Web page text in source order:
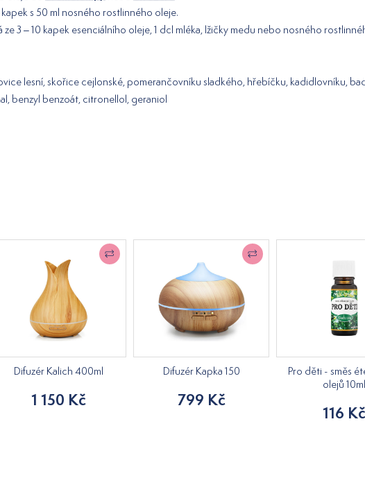
s 50 ml nosného rostlinného oleje.
ze 3 – 10 kapek esenciálního oleje, 1 dcl mléka, lžičky medu nebo nosného
lesní, skořice cejlonské, pomerančovníku sladkého, hřebíčku, kadidlovníku,
benzyl benzoát, citronellol, geraniol
Difuzér Kalich 400ml
1 150 Kč
Difuzér Kapka 150
799 Kč
Pro děti - směs
olejů 10ml
116 Kč